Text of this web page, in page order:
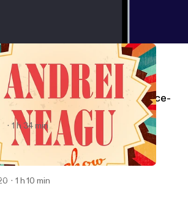
despre artă, cărți și altele cu Cătălina Popa
Show
tendințe și cum să devii un voice-
[cu Andreea Dragnea]
1 h 34 min
votez? (w/ Eduard Nicolae
1 h 10 min